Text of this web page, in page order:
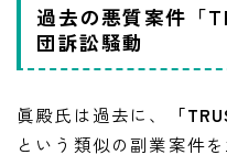
過去の悪質案件「
団訴訟騒動
眞殿氏は過去に、
「
という類似の副業案件